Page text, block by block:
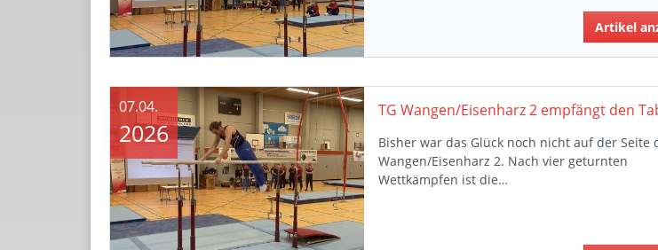
Artikel
Bisher war das Glück noch nicht auf der Seite
Wangen/Eisenharz 2. Nach vier geturnten
Wettkämpfen ist die…
07.04.
2026